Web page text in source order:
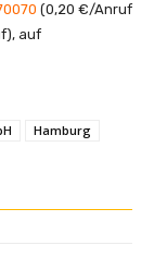
(0,20 €/Anruf
auf
Hamburg